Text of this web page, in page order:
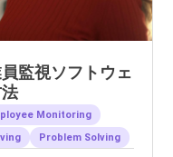
監視ソフトウェ
Monitoring
Problem Solving